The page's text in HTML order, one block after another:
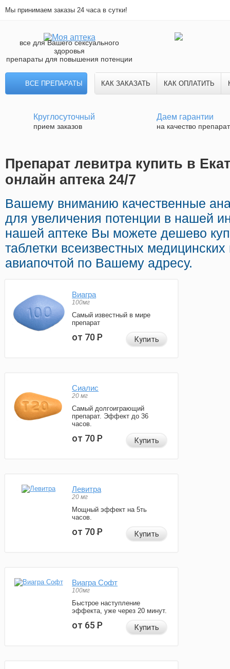
Мы принимаем заказы 24 часа в сутки!
все для Вашего сексуального
здоровья
препараты для повышения потенции
ВСЕ ПРЕПАРАТЫ КАК ЗАКАЗАТЬ КАК ОПЛАТИТЬ
Круглосуточный
прием заказов
Даем гарантии
на качество
Препарат левитра купить в
онлайн аптека 24/7
Вашему вниманию качественные
для увеличения потенции в нашей
нашей аптеке Вы можете дешево
таблетки всеизвестных
авиапочтой по Вашему адресу.
Виагра
100мг
Самый известный в мире
препарат
от 70Р Купить
Сиалис
20 мг
Самый долгоиграющий
препарат. Эффект до 36
часов.
от 70Р Купить
Левитра
20 мг
Мощный эффект на 5ть
часов.
от 70Р Купить
Виагра Софт
100мг
Быстрое наступление
эффекта, уже через 20 минут.
от 65Р Купить